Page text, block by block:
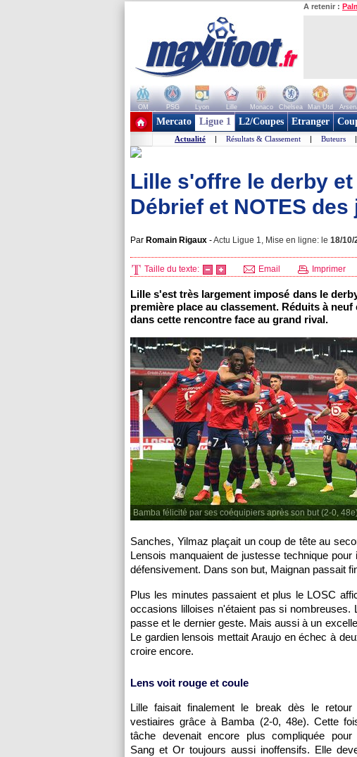
A retenir :
OM PSG Lyon Lille Monaco Chelsea Man Utd
+ de clubs
Mercato Ligue 1 L2/Coupes Etranger
Actualité | Résultats & Classement | Buteurs |
Lille s'offre le derby
Débrief et NOTES
Par Romain Rigaux -Actu Ligue 1, Mise en ligne: le 18/10/
Taille du texte: Email Imprimer
Lille s'est très largement imposé dans le
première place au classement. Réduits à
dans cette rencontre face au grand rival.
Bamba félicité par ses coéquipiers après son but (2-0,
Sanches, Yilmaz plaçait un coup de tête au
Lensois manquaient de justesse technique
défensivement. Dans son but, Maignan passait
Plus les minutes passaient et plus le LOSC
occasions lilloises n'étaient pas si
passe et le dernier geste. Mais aussi à un
Le gardien lensois mettait Araujo en échec à
croire encore.
Lens voit rouge et coule
Lille faisait finalement le break dès le retour
vestiaires grâce à Bamba (2-0, 48e). Cette
tâche devenait encore plus compliquée pour
Sang et Or toujours aussi inoffensifs. Elle